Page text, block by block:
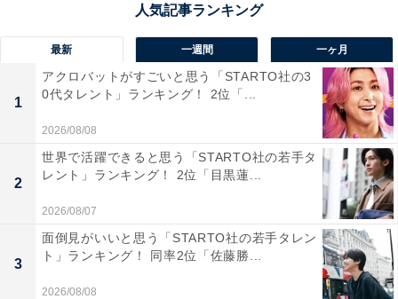
山口県下関市と福岡県北九州市門司区を結ぶ関門海峡を
舞台に、2025年は8月13日に開催される関門海峡花火大
会。海と橋と夜景が一体となったダイナミックなロケー
ションは唯一無二で、観覧スポットごとに異なる表情が
楽しめます。両岸から同時に打ち上がる花火は、海上に
広がる風と音の演出と相まって圧倒的な臨場感。都市と
自然が見事に融合した舞台で繰り広げられる極上の夜を
演出します。
回答者からは「海峡を望む立地で、海と夜景、花火のす
べてが調和した最高のロケーション」(20代女性／神奈川
県)、「門司と下関の両側から違う系統の花火が見れて、
最新 一週間 一ヶ月
1
アクロバットがすごいと思う「STARTO社の3
0代タレント」ランキング！ 2位「...
2026/08/08
2
世界で活躍できると思う「STARTO社の若手タ
レント」ランキング！ 2位「目黒蓮...
2026/08/07
3
面倒見がいいと思う「STARTO社の若手タレン
ト」ランキング！ 同率2位「佐藤勝...
2026/08/08